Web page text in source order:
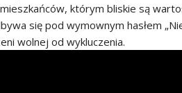
którym bliskie są
się pod wymownym hasłem
wolnej od wykluczenia.